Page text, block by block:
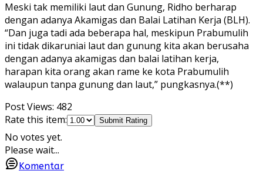
Meski tak memiliki laut dan Gunung, Ridho berharap
dengan adanya Akamigas dan Balai Latihan Kerja (BLH).
“Dan juga tadi ada beberapa hal, meskipun Prabumulih
ini tidak dikaruniai laut dan gunung kita akan berusaha
dengan adanya akamigas dan balai latihan kerja,
harapan kita orang akan rame ke kota Prabumulih
walaupun tanpa gunung dan laut,” pungkasnya.(**)
Post Views: 482
Rate this item:
Submit Rating
No votes yet.
Please wait...
Komentar